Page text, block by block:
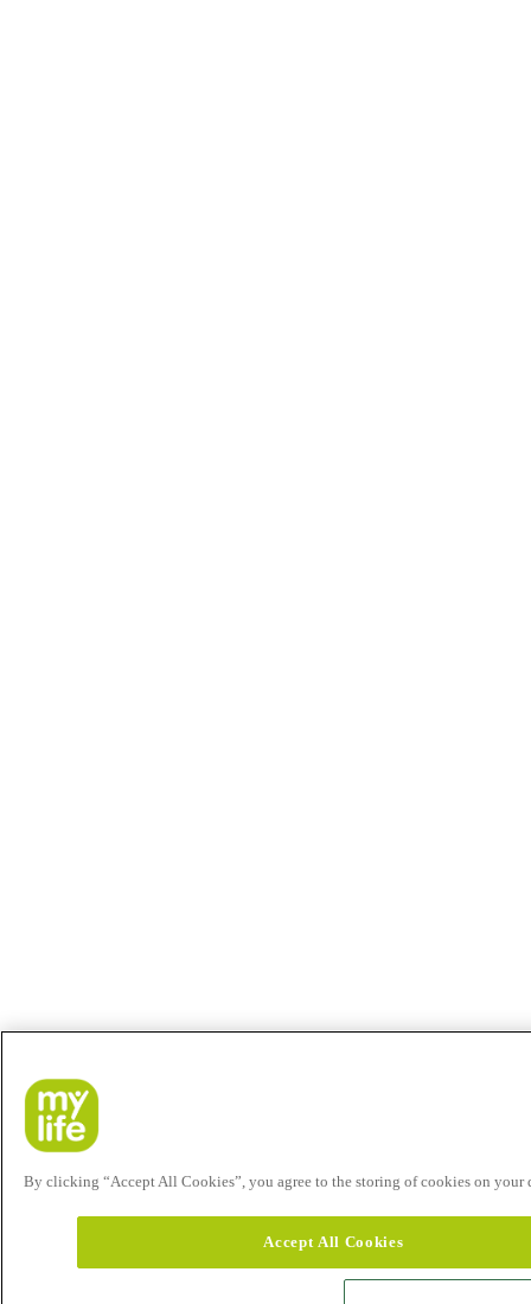
By clicking “Accept All Cookies”, you agree to the storing of cookies on your
Accept All Cookies